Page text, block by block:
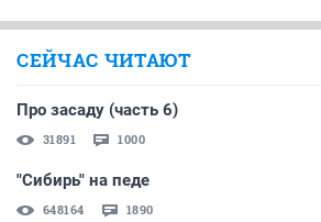
СЕЙЧАС ЧИТАЮТ
Про засаду (часть 6)
31891 1000
"Сибирь" на педе
648164 1890